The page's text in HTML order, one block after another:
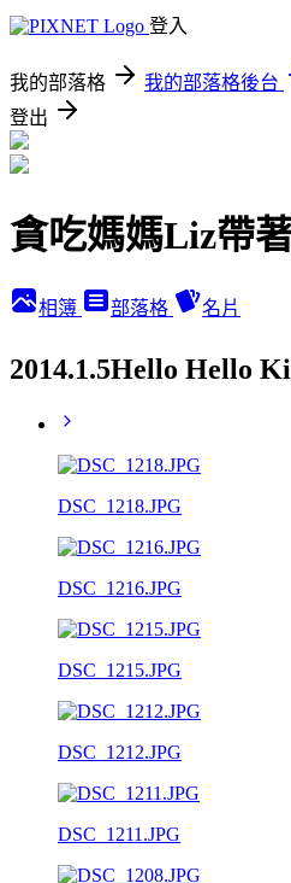
登入
我的部落格 我的部落格後台
登出
貪吃媽媽Liz帶
相簿 部落格 名片
2014.1.5Hello Hello
DSC_1218.JPG
DSC_1216.JPG
DSC_1215.JPG
DSC_1212.JPG
DSC_1211.JPG